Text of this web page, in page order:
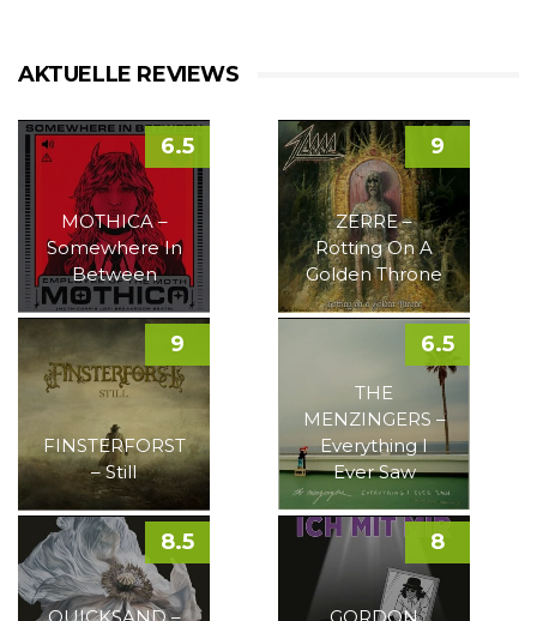
AKTUELLE REVIEWS
MOTHICA –
Somewhere In
Between
6.5
ZERRE –
Rotting On A
Golden Throne
9
FINSTERFORST
– Still
9
THE
MENZINGERS –
Everything I
Ever Saw
6.5
8.5 8